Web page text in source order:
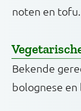
noten en tofu.
Bekende
bolognese en